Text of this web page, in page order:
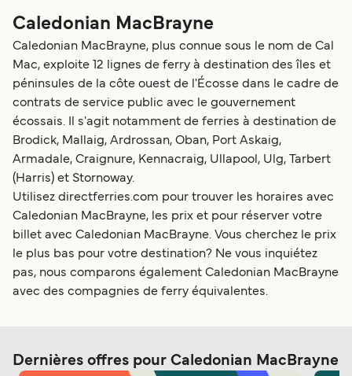
Caledonian MacBrayne
Caledonian MacBrayne, plus connue sous le nom de Cal
Mac, exploite 12 lignes de ferry à destination des îles et
péninsules de la côte ouest de l'Écosse dans le cadre de
contrats de service public avec le gouvernement
écossais. Il s'agit notamment de ferries à destination de
Brodick, Mallaig, Ardrossan, Oban, Port Askaig,
Armadale, Craignure, Kennacraig, Ullapool, Ulg, Tarbert
(Harris) et Stornoway.
Utilisez directferries.com pour trouver les horaires avec
Caledonian MacBrayne, les prix et pour réserver votre
billet avec Caledonian MacBrayne. Vous cherchez le prix
le plus bas pour votre destination? Ne vous inquiétez
pas, nous comparons également Caledonian MacBrayne
avec des compagnies de ferry équivalentes.
Dernières offres pour Caledonian MacBrayne